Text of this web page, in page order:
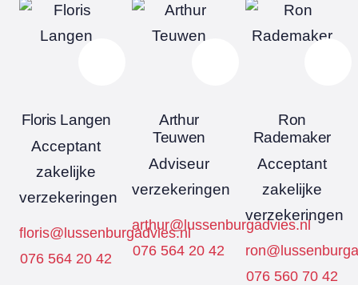
Floris Langen
Acceptant
zakelijke
verzekeringen
floris@lussenburgadvies.nl
076 564 20 42
Arthur
Teuwen
Adviseur
verzekeringen
arthur@lussenburgadvies.nl
076 564 20 42
Ron
Rademaker
Acceptant
zakelijke
verzekeringen
076 560 70 42